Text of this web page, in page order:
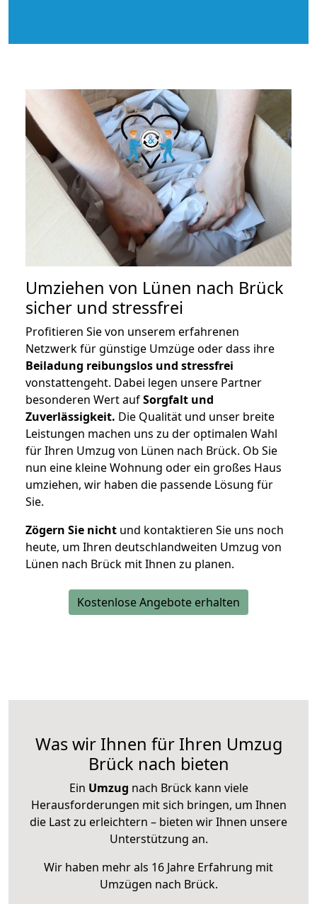
Umziehen von Lünen nach Brück
sicher und stressfrei
Profitieren Sie von unserem erfahrenen
Netzwerk für günstige Umzüge oder dass ihre
Beiladung reibungslos und stressfrei
vonstattengeht. Dabei legen unsere Partner
besonderen Wert aufSorgfalt und
Zuverlässigkeit. Die Qualität und unser breite
Leistungen machen uns zu der optimalen Wahl
für Ihren Umzug von Lünen nach Brück. Ob Sie
nun eine kleine Wohnung oder ein großes Haus
umziehen, wir haben die passende Lösung für
Sie.
Zögern Sie nicht und kontaktieren Sie uns noch
heute, um Ihren deutschlandweiten Umzug von
Lünen nach Brück mit Ihnen zu planen.
Kostenlose Angebote erhalten
Was wir Ihnen für Ihren Umzug
Brück nach bieten
Ein Umzug nach Brück kann viele
Herausforderungen mit sich bringen, um Ihnen
die Last zu erleichtern – bieten wir Ihnen unsere
Unterstützung an.
Wir haben mehr als 16 Jahre Erfahrung mit
Umzügen nach Brück.